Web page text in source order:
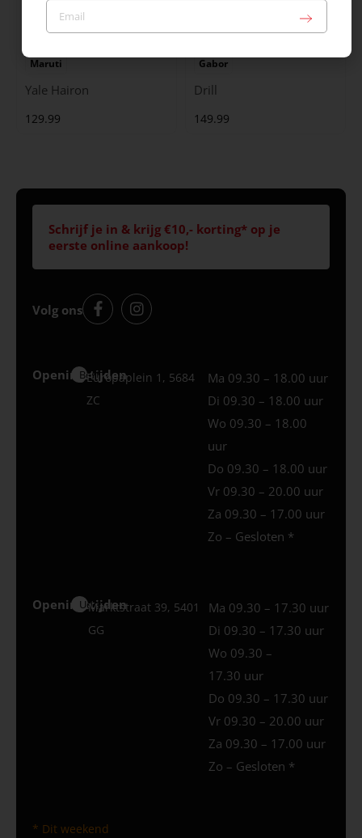
Maruti
Yale Hairon
129.99
Gabor
Drill
149.99
Schrijf je in & krijg €10,- korting* op je
eerste online aankoop!
Volg ons
Openingstijden
Best
Europaplein 1, 5684
ZC
Ma 09.30 – 18.00 uur
Di 09.30 – 18.00 uur
Wo 09.30 – 18.00
uur
Do 09.30 – 18.00 uur
Vr 09.30 – 20.00 uur
Za 09.30 – 17.00 uur
Zo – Gesloten *
Openingstijden
Uden
Marktstraat 39, 5401
GG
Ma 09.30 – 17.30 uur
Di 09.30 – 17.30 uur
Wo 09.30 –
17.30 uur
Do 09.30 – 17.30 uur
Vr 09.30 – 20.00 uur
Za 09.30 – 17.00 uur
Zo – Gesloten *
* Dit weekend